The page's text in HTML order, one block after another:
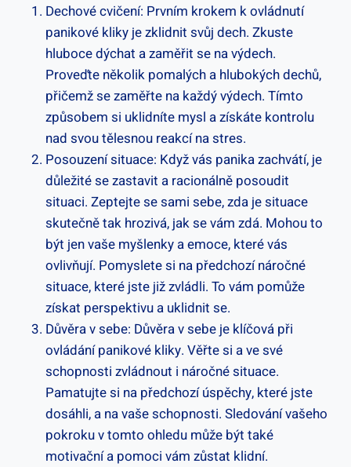
Dechové cvičení: Prvním krokem k ovládnutí
panikové kliky je zklidnit svůj dech. Zkuste
hluboce​ dýchat a zaměřit se na výdech.
Proveďte několik ‌pomalých ⁢a hlubokých dechů,
přičemž se zaměřte na každý výdech. Tímto
způsobem si uklidníte mysl a získáte kontrolu
nad‌ svou tělesnou reakcí na stres.
Posouzení situace: Když vás panika zachvátí, je
⁤důležité se zastavit a⁤ racionálně posoudit
situaci. Zeptejte‌ se ‍sami sebe, zda je⁣ situace
skutečně‍ tak hrozivá, jak se vám zdá. Mohou to
být jen vaše myšlenky a emoce, které ​vás
‍ovlivňují. Pomyslete si ‍na předchozí náročné
situace, které jste již zvládli. To vám pomůže
získat perspektivu a uklidnit se.
Důvěra v sebe: Důvěra v sebe je klíčová při
‌ovládání panikové kliky. Věřte si a ve své⁣
schopnosti zvládnout i náročné situace.
Pamatujte si ​na předchozí úspěchy, které jste
dosáhli, a na ⁣vaše ⁢schopnosti. Sledování​ vašeho
pokroku v tomto ‌ohledu může ⁤být také
motivační a pomoci vám zůstat klidní.